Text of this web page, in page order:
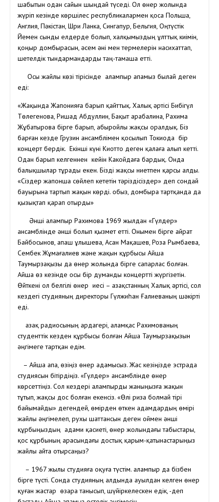
шабытын одан сайын шыңдай түседі. Ол өнер жолында
жүріп кезінде көршілес республикалармен қоса Польша,
Англия, Пәкістан, Шри Ланка, Сингапур, Бельгия, Оңтүстік
Йемен сынды елдерде болып, халқымыздың ұлттық киімін,
қоңыр домбырасын, әсем әні мен термелерін насихаттап,
шетелдік тындармандарды таң-тамаша етті.
Осы жайлы көзі тірісінде Қалампыр апамыз былай деген
еді:
«Жақында Жапонияға барып қайттық. Халық әртісі Бибігүл
Төлегенова, Ришад Абдуллин, Бақыт Қарабалина, Рахима
Жұбатырова бірге барып, абыройлы жақсы оралдық. Біз
барған кезде Грузин ансамблімен қосылып Токиода бір
концерт бердік. Екінші күні Киотто деген қалаға алып кетті.
Одан барып келгеннен кейін Какойдаға бардық. Онда
балықшылар тұрады екен. Бізді жақсы ниетпен қарсы алды.
«Сіздер жапонша сөйлеп кететін тәріздісіздер» деп сондай
бауырына тартып жақын көрді. Қобыз, домбыра тартқанда да
қызықтап қарап отырды»
Әнші Қалампыр Рахимова 1969 жылдан «Гүлдер»
ансамблінде әнші болып қызмет етті. Онымен бірге Қайрат
Байбосынов, Қапаш Құлышева, Асан Мақашев, Роза Рымбаева,
Сембек Жұмағалиев және жақын құрбысы Айша
Таумырзақызы да өнер жолында бірге сапарлас болған.
Айша өз кезінде осы бір думанды концертті жүргізетін.
Өйткені ол белгілі өнер иесі – Қазақстанның Халық әртісі, сол
кездегі студияның директоры Гүлжиһан Ғалиеваның шәкірті
еді.
Қазақ радиосының ардагері, Қаламқас Рахимованың
студенттік кезден құрбысы болған Айша Таумырзақызын
әңгімеге тартқан едім.
– Айша апа, өзіңіз өнер адамысыз. Жас кезіңізде эстрада
студиясын бітірдіңіз. «Гүлдер» ансамблінде өнер
көрсеттіңіз. Сол кездері Қалампырды жаныңызға жақын
тұтып, жақсы дос болған екенсіз. «Өлі риза болмай тірі
байымайды» дегендей, өмірден өткен адамдардың өмірі
жайлы әңгімелеп, рухы шаттансын деген оймен әнші
құрбыңыздың адами қасиеті, өнер жолындағы табыстары,
қос құрбының арасындағы достық қарым-қатынастарыңыз
жайлы айта отырсаңыз?
– 1967 жылы студияға оқуға түстім. Қалампыр да бізбен
бірге түсті. Сонда студияның алдында ауылдан келген өнер
қуған жастар өзара танысып, шүйіркелескен едік, -деп